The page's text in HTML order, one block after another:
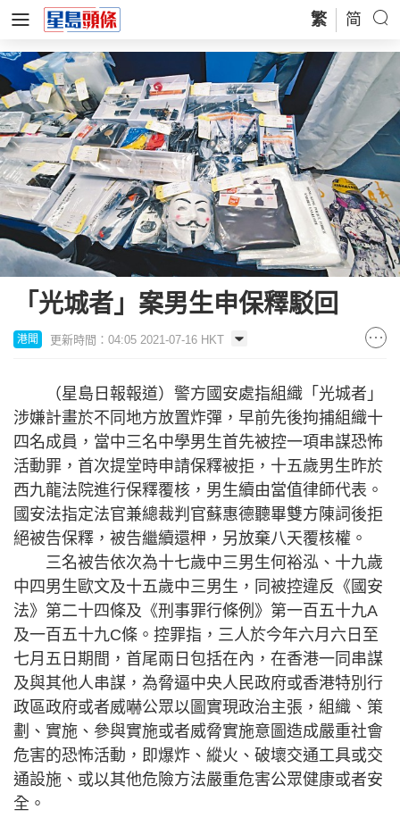
繁 简
「光城者」案男生申保釋駁回
港聞 更新時間：04:05 2021-07-16 HKT
（星島日報報道）警方國安處指組織「光城者」
涉嫌計畫於不同地方放置炸彈，早前先後拘捕組織十
四名成員，當中三名中學男生首先被控一項串謀恐怖
活動罪，首次提堂時申請保釋被拒，十五歲男生昨於
西九龍法院進行保釋覆核，男生續由當值律師代表。
國安法指定法官兼總裁判官蘇惠德聽畢雙方陳詞後拒
絕被告保釋，被告繼續還柙，另放棄八天覆核權。
三名被告依次為十七歲中三男生何裕泓、十九歲
中四男生歐文及十五歲中三男生，同被控違反《國安
法》第二十四條及《刑事罪行條例》第一百五十九A
及一百五十九C條。控罪指，三人於今年六月六日至
七月五日期間，首尾兩日包括在內，在香港一同串謀
及與其他人串謀，為脅逼中央人民政府或香港特別行
政區政府或者威嚇公眾以圖實現政治主張，組織、策
劃、實施、參與實施或者威脅實施意圖造成嚴重社會
危害的恐怖活動，即爆炸、縱火、破壞交通工具或交
通設施、或以其他危險方法嚴重危害公眾健康或者安
全。